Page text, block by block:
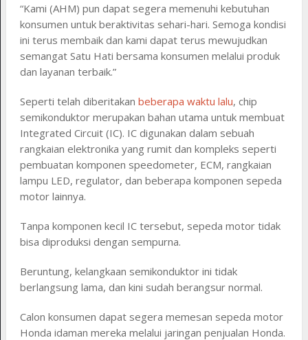
“Kami (AHM) pun dapat segera memenuhi kebutuhan
konsumen untuk beraktivitas sehari-hari. Semoga kondisi
ini terus membaik dan kami dapat terus mewujudkan
semangat Satu Hati bersama konsumen melalui produk
dan layanan terbaik.”
Seperti telah diberitakan beberapa waktu lalu, chip
semikonduktor merupakan bahan utama untuk membuat
Integrated Circuit (IC). IC digunakan dalam sebuah
rangkaian elektronika yang rumit dan kompleks seperti
pembuatan komponen speedometer, ECM, rangkaian
lampu LED, regulator, dan beberapa komponen sepeda
motor lainnya.
Tanpa komponen kecil IC tersebut, sepeda motor tidak
bisa diproduksi dengan sempurna.
Beruntung, kelangkaan semikonduktor ini tidak
berlangsung lama, dan kini sudah berangsur normal.
Calon konsumen dapat segera memesan sepeda motor
Honda idaman mereka melalui jaringan penjualan Honda.